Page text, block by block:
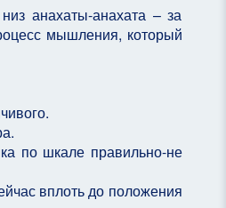
анахаты-анахата – за
мышления, который
по шкале правильно-не
вплоть до положения